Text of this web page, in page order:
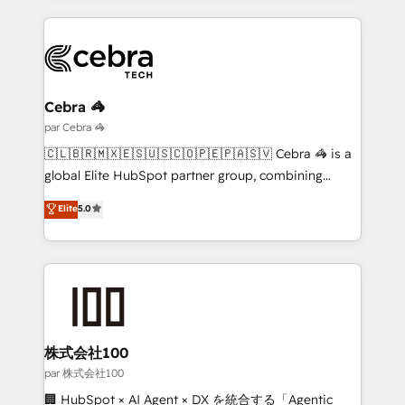
website, or build your new one.
Cebra 🦓
par Cebra 🦓
🇨🇱🇧🇷🇲🇽🇪🇸🇺🇸🇨🇴🇵🇪🇵🇦🇸🇻 Cebra 🦓 is a
global Elite HubSpot partner group, combining
technology, marketing and media expertise across
Latin America and Southern Europe, with teams
across 9 countries. Born in Chile, we combine local
insight with international reach to help businesses
grow. For over 12 years, we’ve delivered 500+
solutions that integrate CRM, AI automation, inbound
and loop marketing, content, and digital creativity.
Our multicultural team works in Spanish, Portuguese,
and English to design scalable strategies that drive
Elite5.0
株式会社100
par 株式会社100
🏢 HubSpot × AI Agent × DX を統合する「Agentic